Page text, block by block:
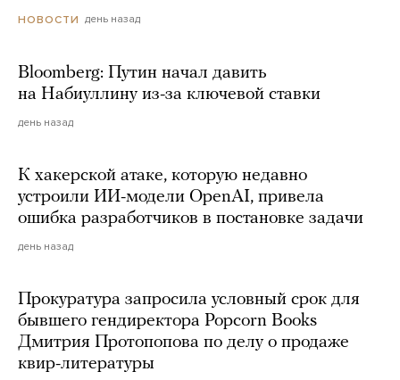
НОВОСТИ день назад
Bloomberg: Путин начал давить
на Набиуллину из-за ключевой ставки
день назад
К хакерской атаке, которую недавно
устроили ИИ-модели OpenAI, привела
ошибка разработчиков в постановке задачи
день назад
Прокуратура запросила условный срок для
бывшего гендиректора Popcorn Books
Дмитрия Протопопова по делу о продаже
квир-литературы